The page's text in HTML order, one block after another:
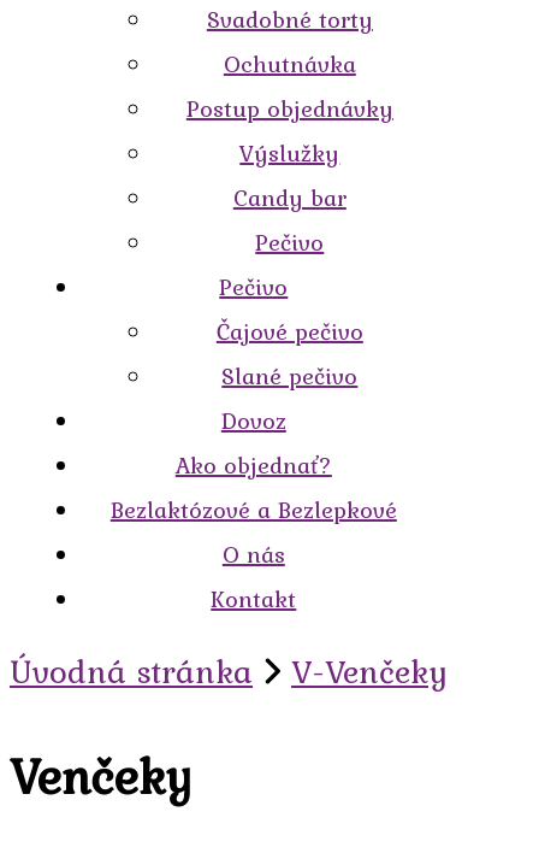
Svadobné torty
Ochutnávka
Postup objednávky
Výslužky
Candy bar
Pečivo
Pečivo
Čajové pečivo
Slané pečivo
Dovoz
Ako objednať?
Bezlaktózové a Bezlepkové
O nás
Kontakt
Úvodná stránka V-Venčeky
Venčeky